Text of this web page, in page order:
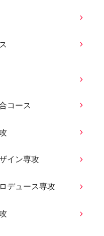
コース
イン専攻
デュース専攻